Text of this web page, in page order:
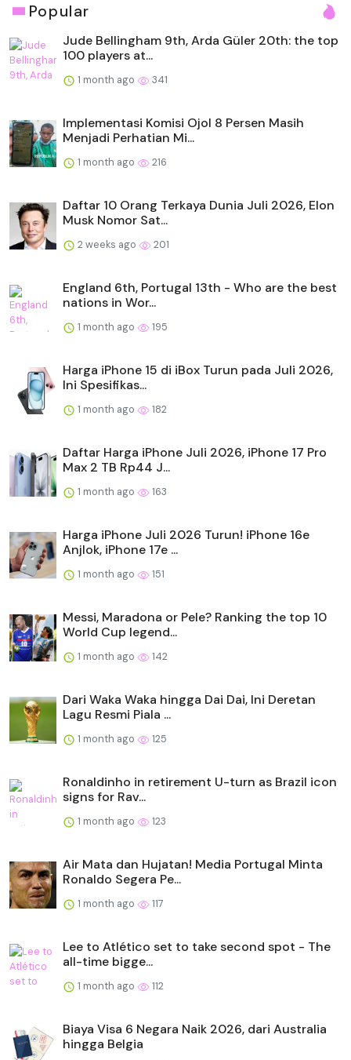
Popular
Jude Bellingham 9th, Arda Güler 20th: the top
100 players at...
1 month ago 341
Implementasi Komisi Ojol 8 Persen Masih
Menjadi Perhatian Mi...
1 month ago 216
Daftar 10 Orang Terkaya Dunia Juli 2026, Elon
Musk Nomor Sat...
2 weeks ago 201
England 6th, Portugal 13th - Who are the best
nations in Wor...
1 month ago 195
Harga iPhone 15 di iBox Turun pada Juli 2026,
Ini Spesifikas...
1 month ago 182
Daftar Harga iPhone Juli 2026, iPhone 17 Pro
Max 2 TB Rp44 J...
1 month ago 163
Harga iPhone Juli 2026 Turun! iPhone 16e
Anjlok, iPhone 17e ...
1 month ago 151
Messi, Maradona or Pele? Ranking the top 10
World Cup legend...
1 month ago 142
Dari Waka Waka hingga Dai Dai, Ini Deretan
Lagu Resmi Piala ...
1 month ago 125
Ronaldinho in retirement U-turn as Brazil icon
signs for Rav...
1 month ago 123
Air Mata dan Hujatan! Media Portugal Minta
Ronaldo Segera Pe...
1 month ago 117
Lee to Atlético set to take second spot - The
all-time bigge...
1 month ago 112
Biaya Visa 6 Negara Naik 2026, dari Australia
hingga Belgia